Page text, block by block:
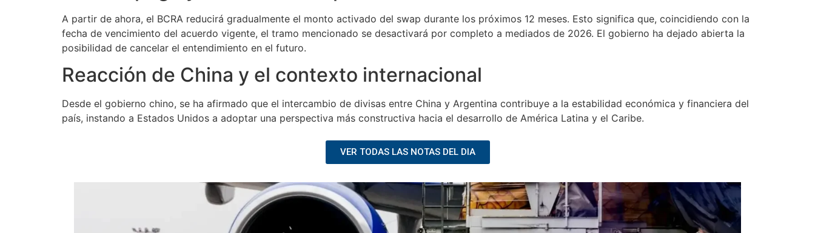
A partir de ahora, el BCRA reducirá gradualmente el monto activado del swap durante los próximos 12 meses. Esto significa que, coincidiendo con la
fecha de vencimiento del acuerdo vigente, el tramo mencionado se desactivará por completo a mediados de 2026. El gobierno ha dejado abierta la
posibilidad de cancelar el entendimiento en el futuro.
Reacción de China y el contexto internacional
Desde el gobierno chino, se ha afirmado que el intercambio de divisas entre China y Argentina contribuye a la estabilidad económica y financiera del
país, instando a Estados Unidos a adoptar una perspectiva más constructiva hacia el desarrollo de América Latina y el Caribe.
VER TODAS LAS NOTAS DEL DIA